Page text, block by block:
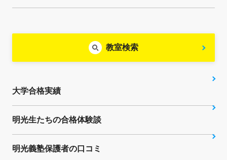
教室検索
大学合格実績
明光生たちの合格体験談
明光義塾保護者の口コミ